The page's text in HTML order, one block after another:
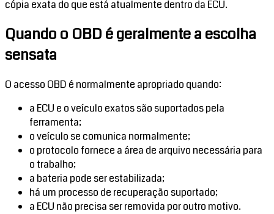
cópia exata do que está atualmente dentro da ECU.
Quando o OBD é geralmente a escolha
sensata
O acesso OBD é normalmente apropriado quando:
a ECU e o veículo exatos são suportados pela
ferramenta;
o veículo se comunica normalmente;
o protocolo fornece a área de arquivo necessária para
o trabalho;
a bateria pode ser estabilizada;
há um processo de recuperação suportado;
a ECU não precisa ser removida por outro motivo.